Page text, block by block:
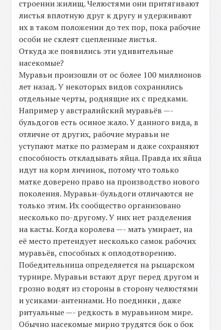
строении жилищ. Челюстями они притягивают
листья вплотную друг к другу и удерживают
их в таком положении до тех пор, пока рабочие
особи не склеят сцепленные листья.
Откуда же появились эти удивительные
насекомые?
Муравьи произошли от ос более 100 миллионов
лет назад. У некоторых видов сохранились
отдельные черты, роднящие их с предками.
Например у австралийский муравьёв —-
бульдогов есть осиное жало. У данного вида, в
отличие от других, рабочие муравьи не
уступают матке по размерам и даже сохраняют
способность откладывать яйца. Правда их яйца
идут на корм личинок, потому что только
матке доверено право на производство нового
поколения. Муравьи-бульдоги отличаются не
только этим. Их сообщество организовано
несколько по-другому. У них нет разделения
на касты. Когда королева —- мать умирает, на
её место претендует несколько самок рабочих
муравьёв, способных к оплодотворению.
Победительница определяется на рыцарском
турнире. Муравьи встают друг перед другом и
грозно водят из стороны в сторону челюстями
и усиками-антеннами. Но поединки , даже
ритуальные —- редкость в муравьином мире.
Обычно насекомые мирно трудятся бок о бок